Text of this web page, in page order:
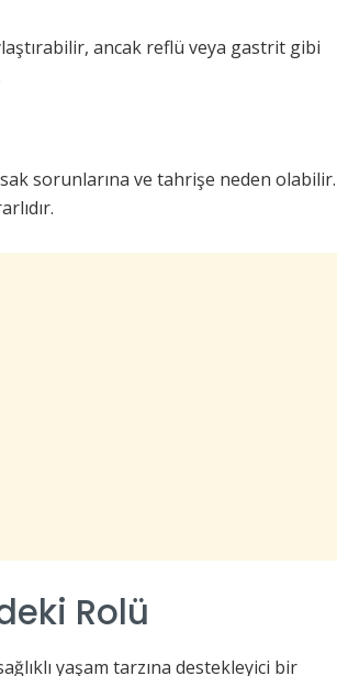
ancak reflü veya gastrit gibi
sorunlarına ve tahrişe neden olabilir.
Rolü
yaşam tarzına destekleyici bir